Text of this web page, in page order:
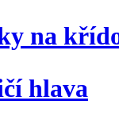
na
hlava